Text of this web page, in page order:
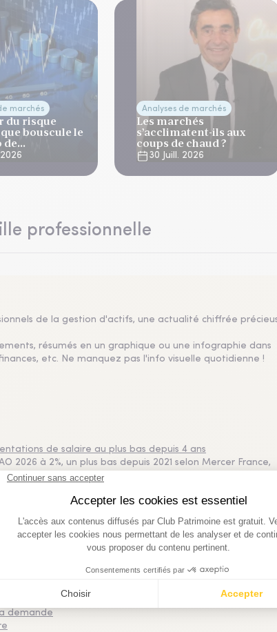
marchés
du risque
bouscule le
de
Analyses de marchés
Les marchés
s’acclimatent-ils aux
coups de chaud ?
30 Juill. 2026
professionnelle
de la gestion d'actifs, une actualité chiffrée
résumés en un graphique ou une infographie dans
etc. Ne manquez pas l'info visuelle quotidienne !
de salaire au plus bas depuis 4 ans
2026 à 2%, un plus bas depuis 2021 selon Mercer France,
un rebond à 2,5% pour les négociations 2027.
consultés
2026
demande